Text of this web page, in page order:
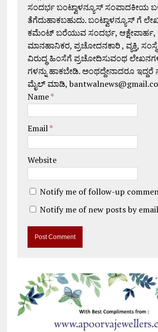
ಸಂದರ್ಭ ಬಂಟ್ವಾಳನ್ಯೂಸ್ ಸಂಪಾದಕೀಯ
ತೆಗೆದುಹಾಕಬಹುದು. ಬಂಟ್ವಾಳನ್ಯೂಸ್ ಗೆ
ಕಮೆಂಟ್ ಬರೆಯುವ ಸಂದರ್ಭ, ಆಕ್ಷೇಪಾರ್ಹ,
ಮಾನಹಾನಿಕರ, ಪ್ರಚೋದನಕಾರಿ , ವ್ಯಕ್ತಿ,
ವಿರುದ್ಧ ಹಿಂಸೆಗೆ ಪ್ರಚೋದಿಸುವಂಥ
ಗಳನ್ನು ಹಾಕಬೇಡಿ. ಅಂಥದ್ದೇನಾದರೂ
ಮೈಲ್ ಮಾಡಿ,
Name*
Email*
Website
Notify me of follow-up
Notify me of new posts by
t
e
r